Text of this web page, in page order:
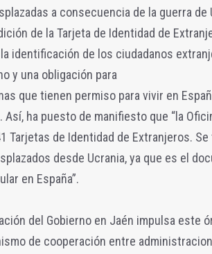
a consecuencia de la guerra
de la Tarjeta de Identidad de
identificación de los ciudadanos
y una obligación para
que tienen permiso para vivir en
Así, ha puesto de manifiesto que “la
Tarjetas de Identidad de Extranjeros.
desde Ucrania, ya que es el
en España”.
del Gobierno en Jaén impulsa este
de cooperación entre